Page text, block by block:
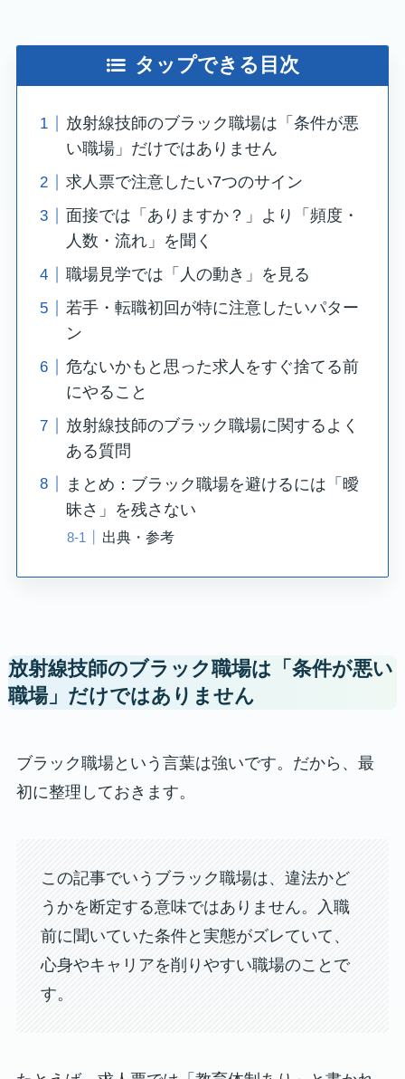
タップできる目次
放射線技師のブラック職場は「条件が悪
い職場」だけではありません
求人票で注意したい7つのサイン
面接では「ありますか？」より「頻度・
人数・流れ」を聞く
職場見学では「人の動き」を見る
若手・転職初回が特に注意したいパター
ン
危ないかもと思った求人をすぐ捨てる前
にやること
放射線技師のブラック職場に関するよく
ある質問
まとめ：ブラック職場を避けるには「曖
昧さ」を残さない
出典・参考
放射線技師のブラック職場は「条件が悪い
職場」だけではありません
ブラック職場という言葉は強いです。だから、最
初に整理しておきます。
この記事でいうブラック職場は、違法かど
うかを断定する意味ではありません。入職
前に聞いていた条件と実態がズレていて、
心身やキャリアを削りやすい職場のことで
す。